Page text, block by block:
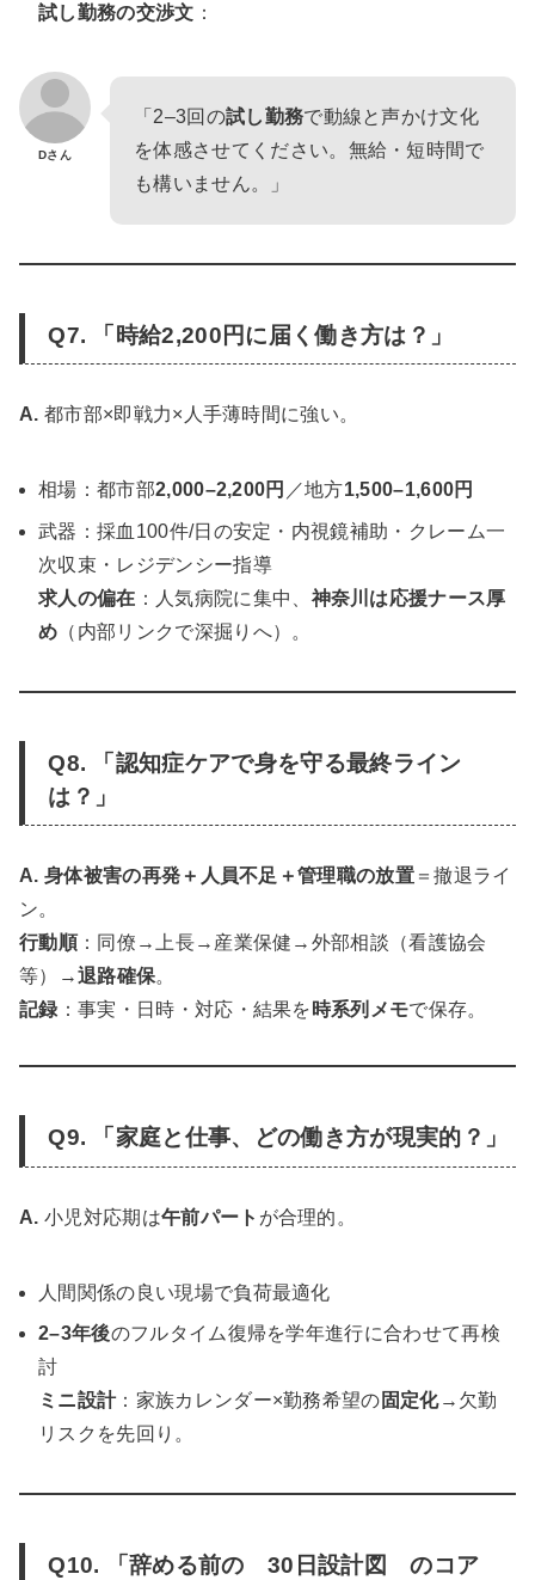
試し勤務の交渉文 ：
Dさん
「2–3回の試し勤務で動線と声かけ文化
を体感させてください。無給・短時間で
も構いません。」
Q7. 「時給2,200円に届く働き方は？」
A. 都市部×即戦力×人手薄時間に強い。
相場：都市部2,000–2,200円 ／地方1,500–1,600円
武器：採血100件/日の安定・内視鏡補助・クレーム一
次収束・レジデンシー指導
求人の偏在 ：人気病院に集中、 神奈川は応援ナース厚
め （内部リンクで深掘りへ）。
Q8. 「認知症ケアで身を守る最終ライン
は？」
A. 身体被害の再発＋人員不足＋管理職の放置 ＝撤退ライ
ン。
行動順：同僚→上長→産業保健→外部相談（看護協会
等）→退路確保。
記録 ：事実・日時・対応・結果を 時系列メモで保存。
Q9. 「家庭と仕事、どの働き方が現実的？」
A. 小児対応期は午前パート が合理的。
人間関係の良い現場で負荷最適化
2–3年後のフルタイム復帰を学年進行に合わせて再検
討
ミニ設計：家族カレンダー×勤務希望の 固定化→欠勤
リスクを先回り。
Q10. 「辞める前の 30日設計図 のコア